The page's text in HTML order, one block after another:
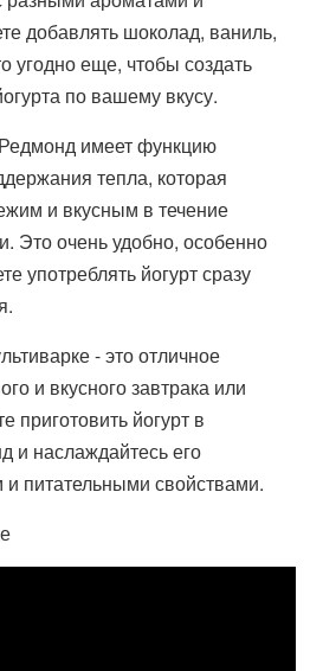
добавлять шоколад, ваниль,
угодно еще, чтобы создать
по вашему вкусу.
имеет функцию
тепла, которая
и вкусным в течение
Это очень удобно, особенно
употреблять йогурт сразу
- это отличное
и вкусного завтрака или
приготовить йогурт в
и наслаждайтесь его
питательными свойствами.